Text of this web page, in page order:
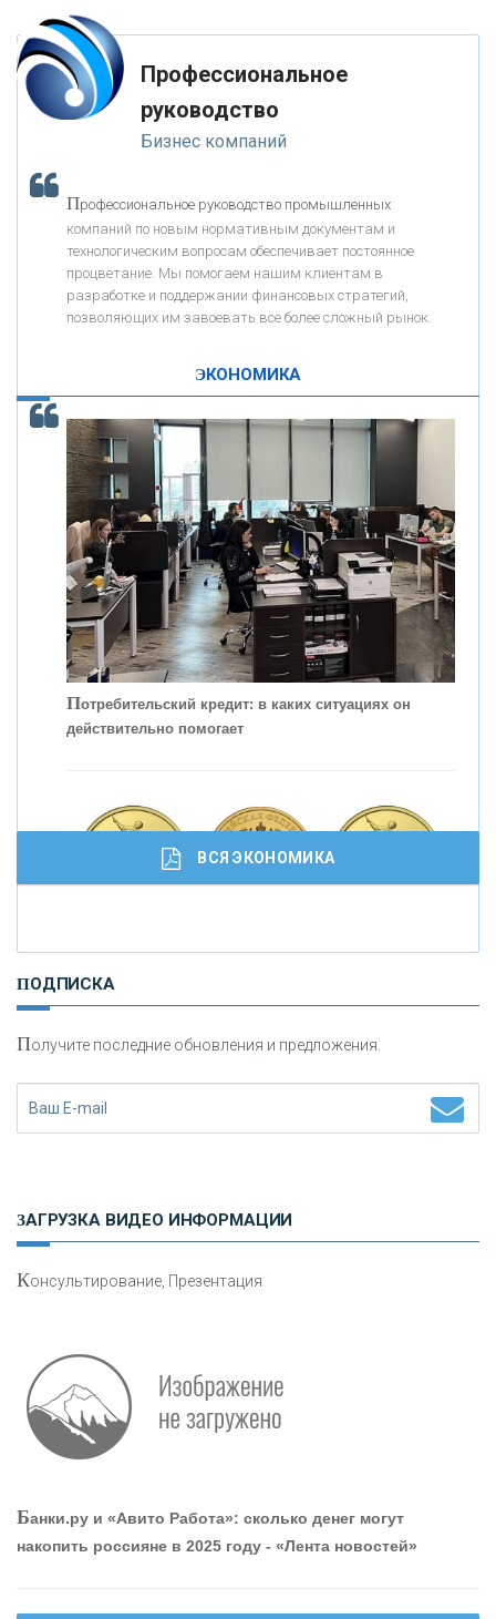
«ФК ОТКРЫТИЕ»
«ЗАПСИБКОМБАНК»
«РОСЕВРОБАНК»
«ПРЕСС-СЛУЖБА ВТБ24»
«АВТОГРАДБАНК»
ОНАС
КОНТАКТЫ
К ак Система быстрых платежей за пять лет
привлечь и удержать персонал - «Интервью»
Профессиональное
руководство
Бизнес компаний
Профессиональное руководство промышленных
компаний по новым нормативным документам и
технологическим вопросам обеспечивает постоянное
процветание. Мы помогаем нашим клиентам в
разработке и поддержании финансовых стратегий,
позволяющих им завоевать все более сложный рынок.
ЭКОНОМИКА
Потребительский кредит: в каких ситуациях он
действительно помогает
И
сохранения и увеличения капитала
ВСЯ ЭКОНОМИКА
ПОДПИСКА
Получите последние обновления и предложения.
ЗАГРУЗКА ВИДЕО ИНФОРМАЦИИ
Консультирование, Презентация
Банки.ру и «Авито Работа»: сколько денег могут
накопить россияне в 2025 году - «Лента новостей»